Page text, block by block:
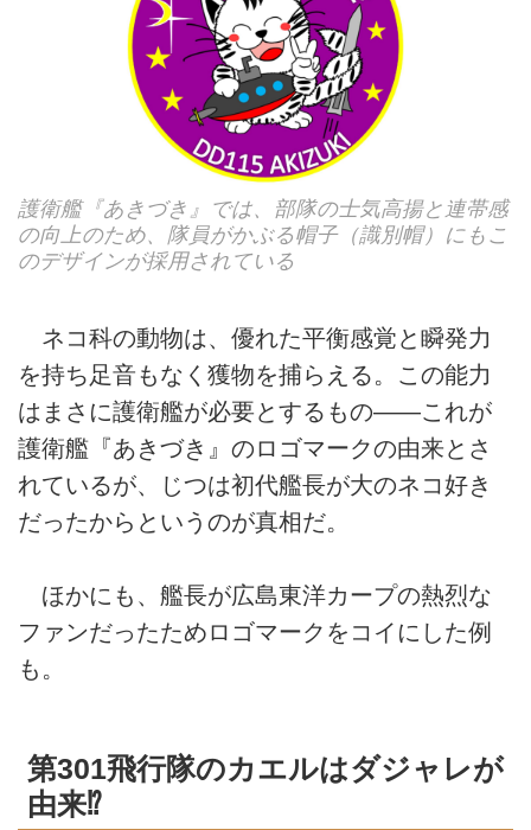
護衛艦『あきづき』では、部隊の士気高揚と連帯感
の向上のため、隊員がかぶる帽子（識別帽）にもこ
のデザインが採用されている
ネコ科の動物は、優れた平衡感覚と瞬発力
を持ち足音もなく獲物を捕らえる。この能力
はまさに護衛艦が必要とするもの――これが
護衛艦『あきづき』のロゴマークの由来とさ
れているが、じつは初代艦長が大のネコ好き
だったからというのが真相だ。
ほかにも、艦長が広島東洋カープの熱烈な
ファンだったためロゴマークをコイにした例
も。
第301飛行隊のカエルはダジャレが
由来⁉